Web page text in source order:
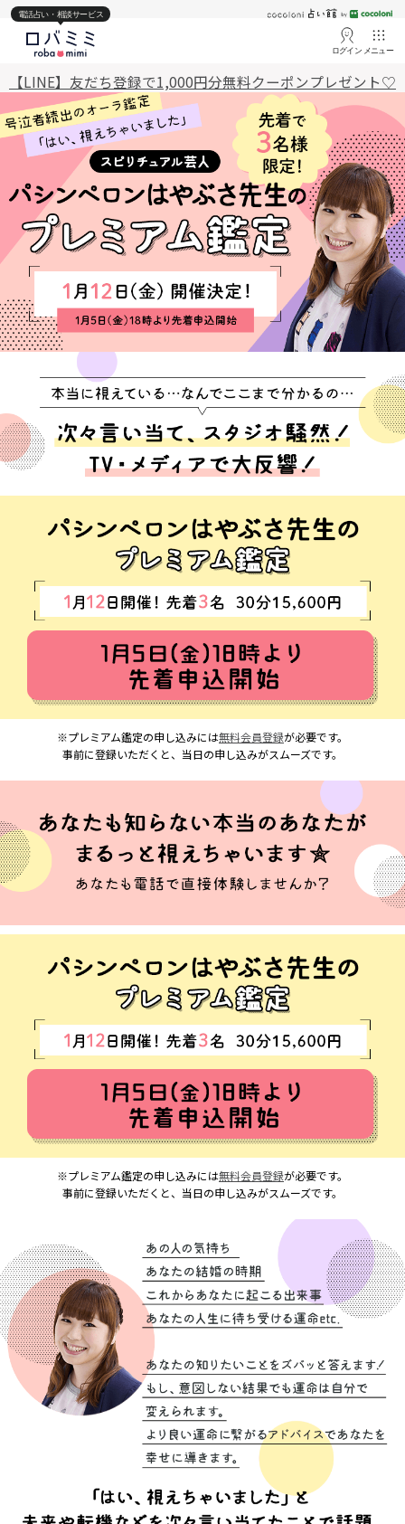
電話占い・相談サービス
ログイン メニュー
【LINE】友だち登録で1,000円分無料クーポンプレゼント♡
※プレミアム鑑定の申し込みには無料会員登録が必要です。
事前に登録いただくと、当日の申し込みがスムーズです。
※プレミアム鑑定の申し込みには無料会員登録が必要です。
事前に登録いただくと、当日の申し込みがスムーズです。